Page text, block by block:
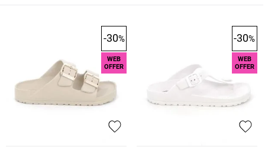
-30%
WEB
OFFER
-30%
WEB
OFFER